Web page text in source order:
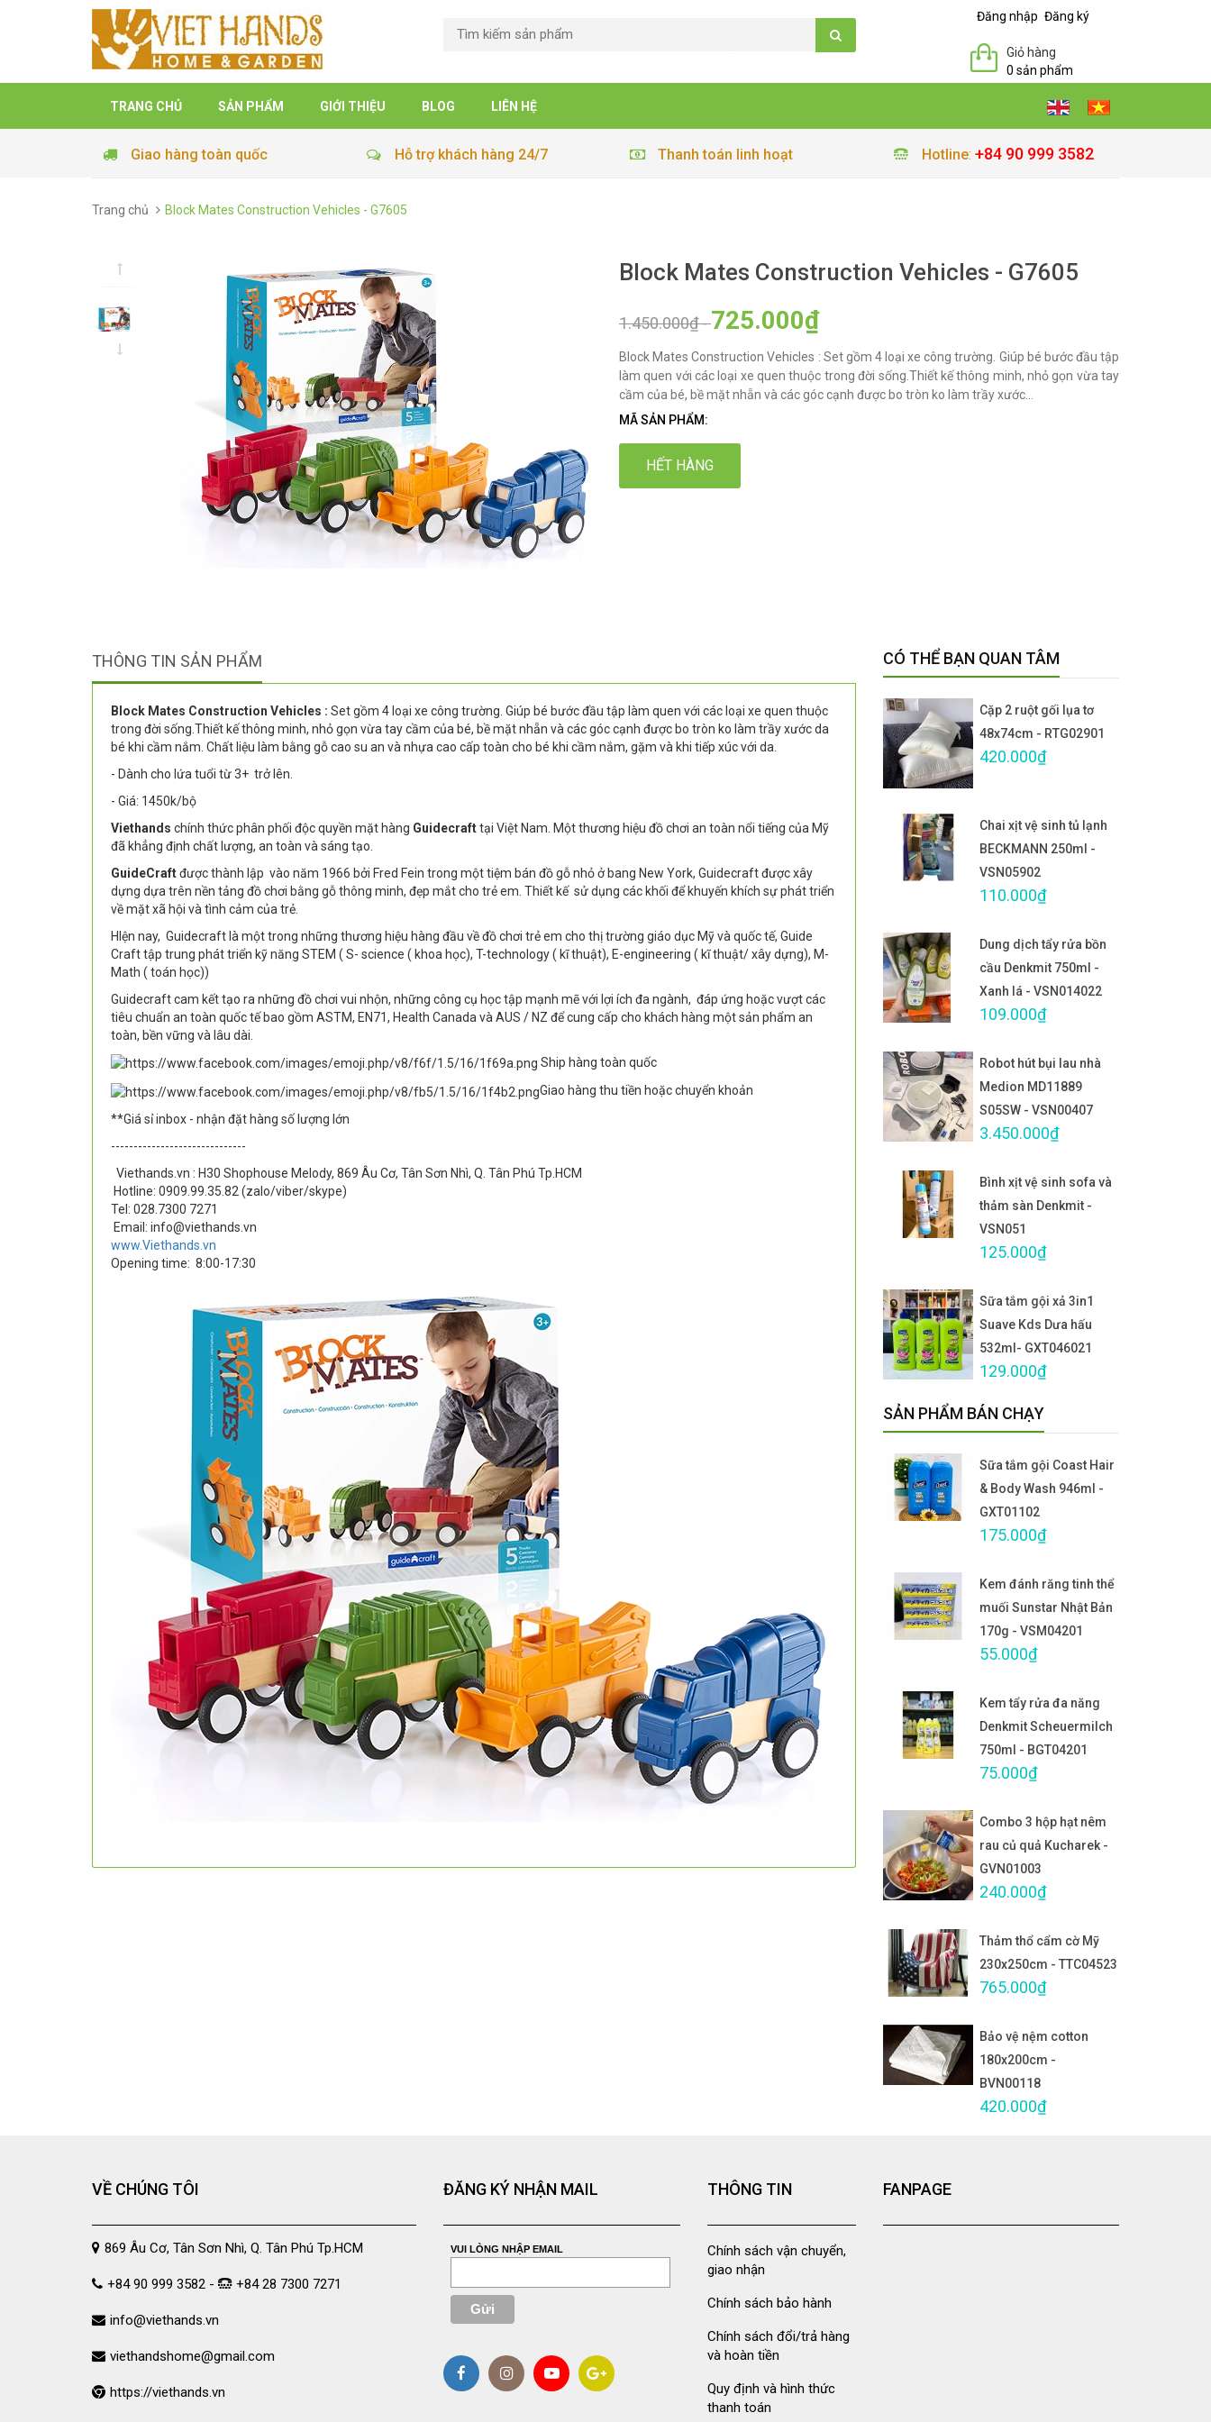
Đăng nhập Đăng ký
Giỏ hàng
0 sản phẩm
TRANG CHỦ SẢN PHẨM GIỚI THIỆU BLOG LIÊN HỆ
Giao hàng toàn quốc Hỗ trợ khách hàng 24/7 Thanh toán linh hoạt Hotline: +84 90 999 3582
Trang chủ Block Mates Construction Vehicles - G7605
Block Mates Construction Vehicles - G7605
1.450.000₫-725.000₫
Block Mates Construction Vehicles : Set gồm 4 loại xe công trường. Giúp bé bước đầu tập
làm quen với các loại xe quen thuộc trong đời sống.Thiết kế thông minh, nhỏ gọn vừa tay
cầm của bé, bề mặt nhẵn và các góc cạnh được bo tròn ko làm trầy xước...
MÃ SẢN PHẨM:
HẾT HÀNG
THÔNG TIN SẢN PHẨM
Block Mates Construction Vehicles : Set gồm 4 loại xe công trường. Giúp bé bước đầu tập làm quen với các loại xe quen thuộc
trong đời sống.Thiết kế thông minh, nhỏ gọn vừa tay cầm của bé, bề mặt nhẵn và các góc cạnh được bo tròn ko làm trầy xước da
bé khi cầm nắm. Chất liệu làm bằng gỗ cao su an và nhựa cao cấp toàn cho bé khi cầm nắm, gặm và khi tiếp xúc với da.
- Dành cho lứa tuổi từ 3+ trở lên.
- Giá: 1450k/bộ
Viethands chính thức phân phối độc quyền mặt hàng Guidecrafttại Việt Nam. Một thương hiệu đồ chơi an toàn nổi tiếng của Mỹ
đã khẳng định chất lượng, an toàn và sáng tạo.
GuideCraftđược thành lập vào năm 1966 bởi Fred Fein trong một tiệm bán đồ gỗ nhỏ ở bang New York, Guidecraft được xây
dựng dựa trên nền tảng đồ chơi bằng gỗ thông minh, đẹp mắt cho trẻ em. Thiết kế sử dụng các khối để khuyến khích sự phát triển
về mặt xã hội và tình cảm của trẻ.
HIện nay, Guidecraft là một trong những thương hiệu hàng đầu về đồ chơi trẻ em cho thị trường giáo dục Mỹ và quốc tế, Guide
Craft tập trung phát triển kỹ năng STEM ( S- science ( khoa học), T-technology ( kĩ thuật), E-engineering ( kĩ thuật/ xây dựng), M-
Math ( toán học))
Guidecraft cam kết tạo ra những đồ chơi vui nhộn, những công cụ học tập mạnh mẽ với lợi ích đa ngành, đáp ứng hoặc vượt các
tiêu chuẩn an toàn quốc tế bao gồm ASTM, EN71, Health Canada và AUS / NZ để cung cấp cho khách hàng một sản phẩm an
toàn, bền vững và lâu dài.
Ship hàng toàn quốc
Giao hàng thu tiền hoặc chuyển khoản
**Giá sỉ inbox - nhận đặt hàng số lượng lớn
------------------------------
Viethands.vn : H30 Shophouse Melody, 869 Âu Cơ, Tân Sơn Nhì, Q. Tân Phú Tp.HCM
Hotline: 0909.99.35.82 (zalo/viber/skype)
Tel: 028.7300 7271
Email: info@viethands.vn
www.Viethands.vn
Opening time: 8:00-17:30
CÓ THỂ BẠN QUAN TÂM
Cặp 2 ruột gối lụa tơ
48x74cm - RTG02901
420.000₫
Chai xịt vệ sinh tủ lạnh
BECKMANN 250ml -
VSN05902
110.000₫
Dung dịch tẩy rửa bồn
cầu Denkmit 750ml -
Xanh lá - VSN014022
109.000₫
Robot hút bụi lau nhà
Medion MD11889
S05SW - VSN00407
3.450.000₫
Bình xịt vệ sinh sofa và
thảm sàn Denkmit -
VSN051
125.000₫
Sữa tắm gội xả 3in1
Suave Kds Dưa hấu
532ml- GXT046021
129.000₫
SẢN PHẨM BÁN CHẠY
Sữa tắm gội Coast Hair
& Body Wash 946ml -
GXT01102
175.000₫
Kem đánh răng tinh thể
muối Sunstar Nhật Bản
170g - VSM04201
55.000₫
Kem tẩy rửa đa năng
Denkmit Scheuermilch
750ml - BGT04201
75.000₫
Combo 3 hộp hạt nêm
rau củ quả Kucharek -
GVN01003
240.000₫
Thảm thổ cẩm cờ Mỹ
230x250cm - TTC04523
765.000₫
Bảo vệ nệm cotton
180x200cm -
BVN00118
420.000₫
VỀ CHÚNG TÔI
869 Âu Cơ, Tân Sơn Nhì, Q. Tân Phú Tp.HCM
+84 90 999 3582 - +84 28 7300 7271
info@viethands.vn
viethandshome@gmail.com
https://viethands.vn
ĐĂNG KÝ NHẬN MAIL
VUI LÒNG NHẬP EMAIL
THÔNG TIN
Chính sách vận chuyển,
giao nhận
Chính sách bảo hành
Chính sách đổi/trả hàng
và hoàn tiền
Quy định và hình thức
thanh toán
FANPAGE